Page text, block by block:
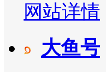
网站详情
大鱼号